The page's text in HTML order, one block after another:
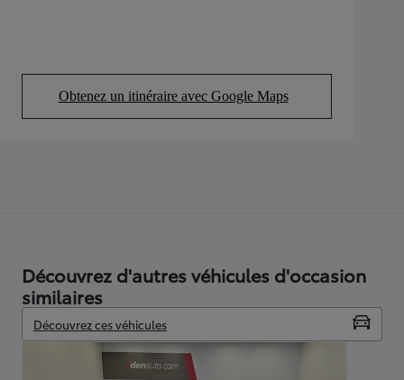
Obtenez un itinéraire avec Google Maps
(Opens in new tab)
Découvrez d'autres véhicules d'occasion
similaires
Découvrez ces véhicules